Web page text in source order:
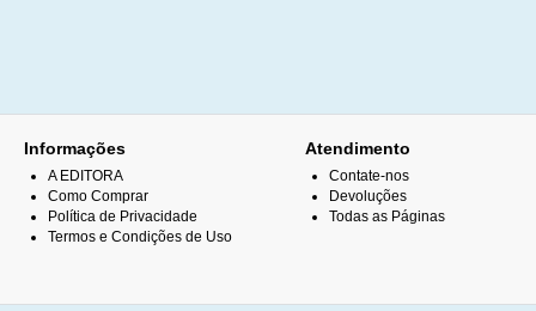
Informações
A EDITORA
Como Comprar
Política de Privacidade
Termos e Condições de Uso
Atendimento
Contate-nos
Devoluções
Todas as Páginas